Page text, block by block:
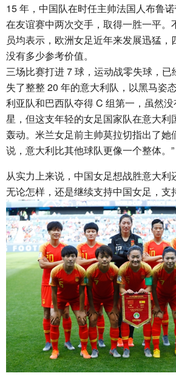
15 年，中国队在时任主帅法国人布鲁
在友谊赛中两次交手，取得一胜一平。
员均表示，欧洲女足近年来发展迅猛，
没有多少参考价值。
三场比赛打进 7 球，运动战零失球，
失了整整 20 年的意大利队，以黑马姿
利亚队和巴西队夺得 C 组第一，虽然
星，但这支年轻的女足国家队在意大利
轰动。米兰女足前主帅莫拉切指出了她
说，意大利比其他球队更像一个整体。”
从实力上来说，中国女足想战胜意大利
无论怎样，还是继续支持中国女足，支